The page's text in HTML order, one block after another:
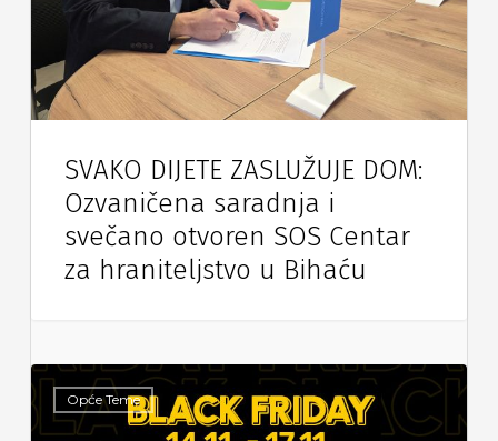
SVAKO DIJETE ZASLUŽUJE DOM:
Ozvaničena saradnja i
svečano otvoren SOS Centar
za hraniteljstvo u Bihaću
Opće Teme